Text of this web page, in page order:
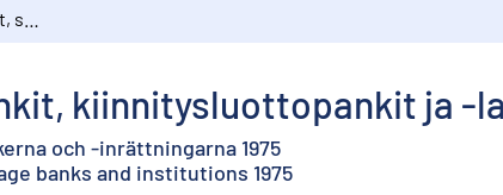
kiinnitysluottopankit ja -
och -inrättningarna 1975
banks and institutions 1975